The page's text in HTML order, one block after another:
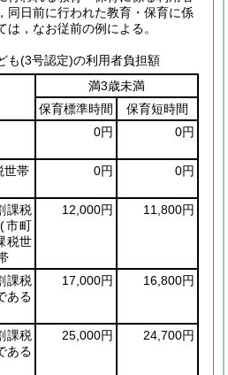
同日前に行われた教育・保育に係
，なお従前の例による。
も(3号認定)の利用者負担額
満3歳未満
保育標準時間
保育短時間
0円 0円
世帯 0円 0円
課税
(市町
税世
12,000円 11,800円
課税
ある
17,000円 16,800円
課税
ある
25,000円 24,700円